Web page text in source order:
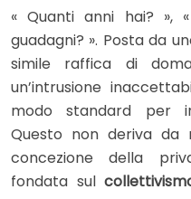
« Quanti anni hai? »,
guadagni? ». Posta da
simile raffica di
un’intrusione
modo standard per
Questo non deriva da
concezione della
fondata sul